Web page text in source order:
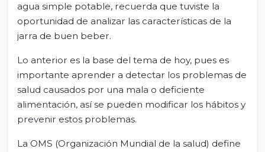
agua simple potable, recuerda que tuviste la
oportunidad de analizar las características de la
jarra de buen beber.
Lo anterior es la base del tema de hoy, pues es
importante aprender a detectar los problemas de
salud causados por una mala o deficiente
alimentación, así se pueden modificar los hábitos y
prevenir estos problemas.
La OMS (Organización Mundial de la salud) define